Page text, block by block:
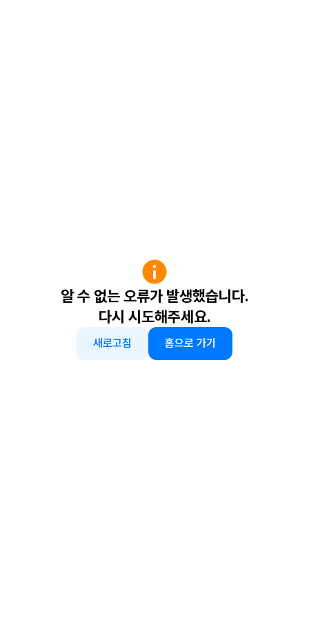
알 수 없는 오류가 발생했습니다.
다시 시도해주세요.
새로고침 홈으로 가기